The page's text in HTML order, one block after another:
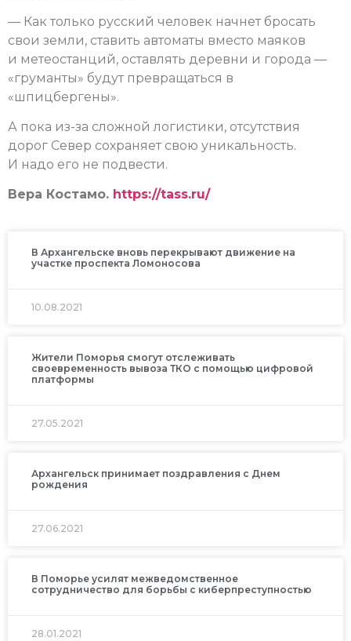
— Как только русский человек начнет бросать
свои земли, ставить автоматы вместо маяков
и метеостанций, оставлять деревни и города —
«груманты» будут превращаться в
«шпицбергены».
А пока из-за сложной логистики, отсутствия
дорог Север сохраняет свою уникальность.
И надо его не подвести.
Вера Костамо. https://tass.ru/
В Архангельске вновь перекрывают движение на
участке проспекта Ломоносова
10.08.2021
Жители Поморья смогут отслеживать
своевременность вывоза ТКО с помощью цифровой
платформы
27.05.2021
Архангельск принимает поздравления с Днем
рождения
27.06.2021
В Поморье усилят межведомственное
сотрудничество для борьбы с киберпреступностью
28.01.2021